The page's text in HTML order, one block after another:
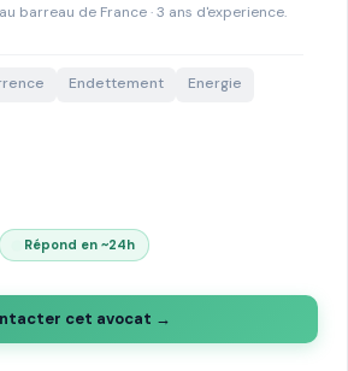
barreau de France · 3 ans d'experience.
Endettement
Energie
Répond en ~24h
cet avocat →